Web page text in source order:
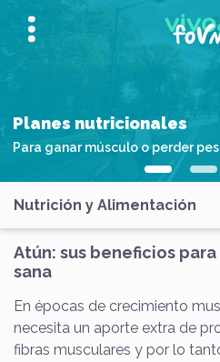
Planes nutricionales
Para ganar músculo o perder
Nutrición y Alimentación
Atún: sus beneficios
sana
En épocas de crecimiento
necesita un aporte extra de
fibras musculares y por lo